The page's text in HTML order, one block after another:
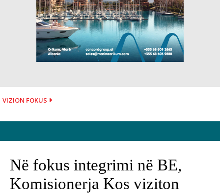
VIZION FOKUS
Në fokus integrimi në BE,
Komisionerja Kos viziton